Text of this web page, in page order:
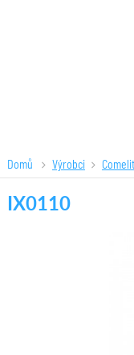
Domů Výrobci Comelit
IX0110